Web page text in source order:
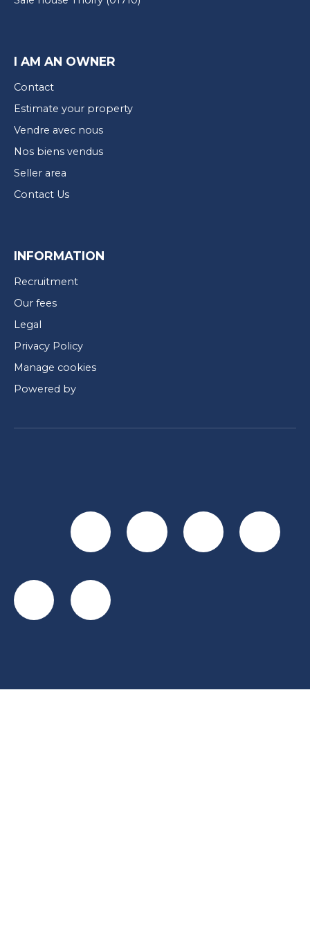
I AM AN OWNER
Contact
Estimate your property
Vendre avec nous
Nos biens vendus
Seller area
Contact Us
INFORMATION
Recruitment
Our fees
Legal
Privacy Policy
Manage cookies
Powered by